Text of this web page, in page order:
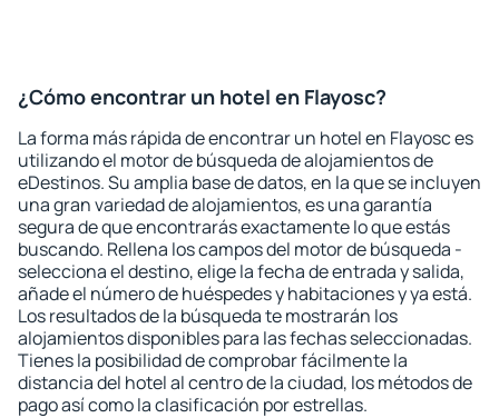
¿Cómo encontrar un hotel en Flayosc?
La forma más rápida de encontrar un hotel en Flayosc es
utilizando el motor de búsqueda de alojamientos de
eDestinos. Su amplia base de datos, en la que se incluyen
una gran variedad de alojamientos, es una garantía
segura de que encontrarás exactamente lo que estás
buscando. Rellena los campos del motor de búsqueda -
selecciona el destino, elige la fecha de entrada y salida,
añade el número de huéspedes y habitaciones y ya está.
Los resultados de la búsqueda te mostrarán los
alojamientos disponibles para las fechas seleccionadas.
Tienes la posibilidad de comprobar fácilmente la
distancia del hotel al centro de la ciudad, los métodos de
pago así como la clasificación por estrellas.